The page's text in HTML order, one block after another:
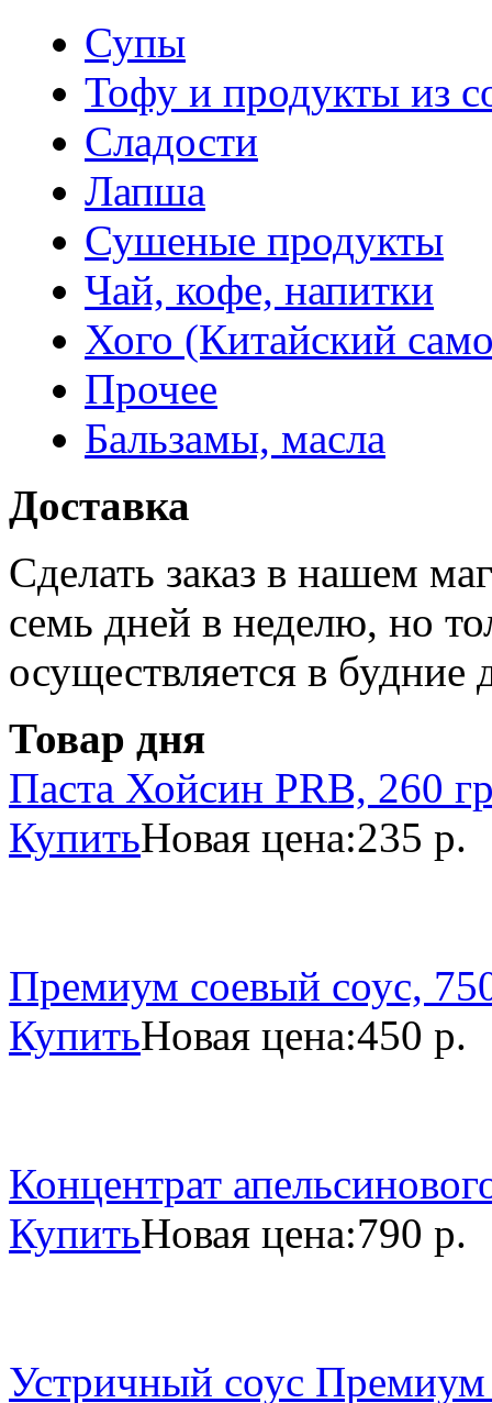
Супы
Тофу и продукты из
Сладости
Лапша
Сушеные продукты
Чай, кофе, напитки
Хого (Китайский
Прочее
Бальзамы, масла
Доставка
Сделать заказ в нашем
семь дней в неделю, но
осуществляется в будние
Товар дня
Паста Хойсин PRB, 260
КупитьНовая цена:235 р.
Премиум соевый соус,
КупитьНовая цена:450 р.
Концентрат
КупитьНовая цена:790 р.
Устричный соус